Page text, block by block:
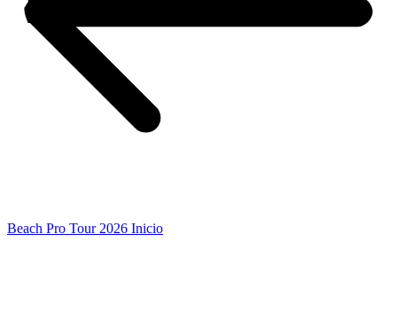
Beach Pro Tour 2026 Inicio